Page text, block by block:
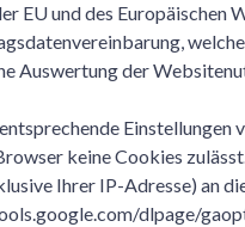
EU und des Europäischen
Auswertung der
Einstellungen
keine Cookies
Ihrer IP-Adresse) an
dlpage/